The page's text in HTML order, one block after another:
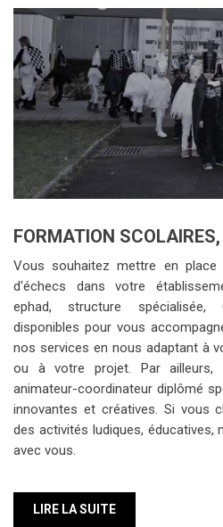
FORMATION
Vous souhaitez mettre en
d'échecs dans votre
ephad, structure spécialisée,
disponibles pour vous
nos services en nous adaptant à
ou à votre projet. Par ailleurs,
animateur-coordinateur diplômé
innovantes et créatives. Si vous
des activités ludiques, éducatives,
avec vous.
LIRE LA SUITE